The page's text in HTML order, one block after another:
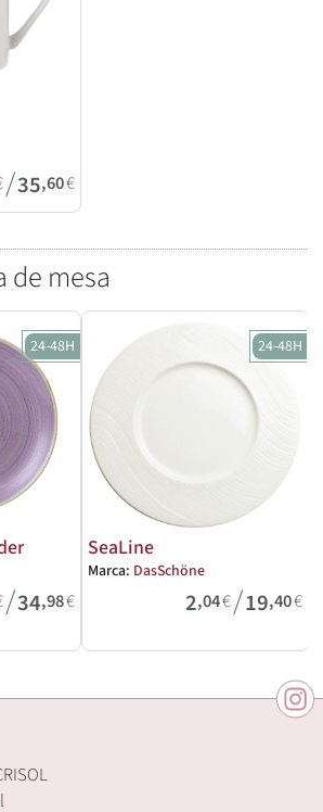
/35,60€
de mesa
24-48H
/34,98€
24-48H
SeaLine
Marca: DasSchöne
2,04€/19,40€